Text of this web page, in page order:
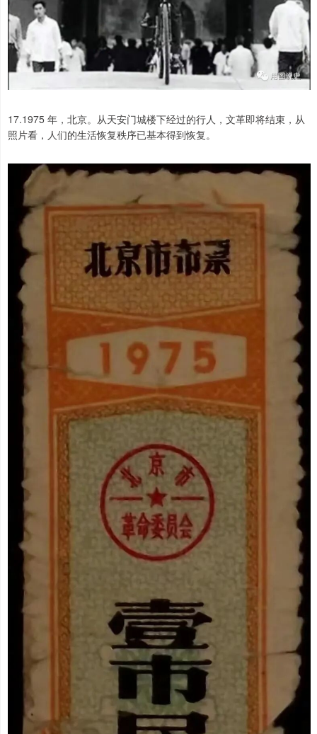
17.1975 年，北京。从天安门城楼下经过的行人，文革即将结束，从
照片看，人们的生活恢复秩序已基本得到恢复。